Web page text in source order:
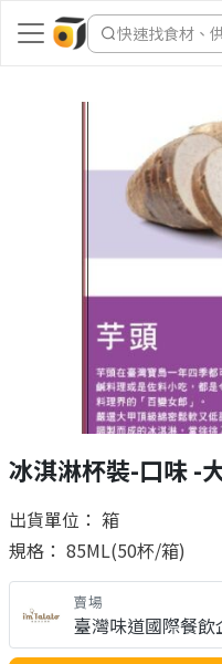
快速找食材、
冰淇淋杯裝-口味 -
出貨單位： 箱
規格： 85ML(50杯/箱)
賣場
臺灣味道國際餐